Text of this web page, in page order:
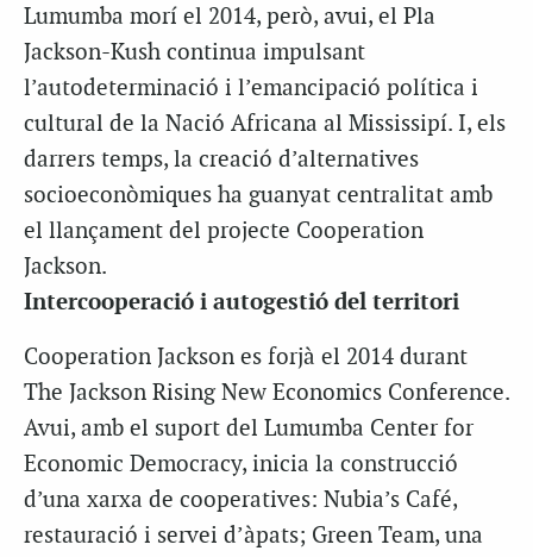
Lumumba morí el 2014, però, avui, el Pla
Jackson-Kush continua impulsant
l’autodeterminació i l’emancipació política i
cultural de la Nació Africana al Mississipí. I, els
darrers temps, la creació d’alternatives
socioeconòmiques ha guanyat centralitat amb
el llançament del projecte Cooperation
Jackson.
Intercooperació i autogestió del territori
Cooperation Jackson es forjà el 2014 durant
The Jackson Rising New Economics Conference.
Avui, amb el suport del Lumumba Center for
Economic Democracy, inicia la construcció
d’una xarxa de cooperatives: Nubia’s Café,
restauració i servei d’àpats; Green Team, una